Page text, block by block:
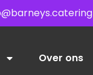
Over ons